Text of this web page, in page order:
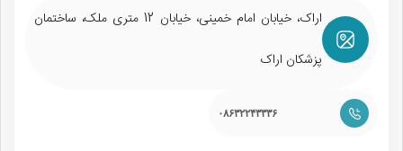
اراک، خیابان امام خمینی، خیابان 12 متری ملک، ساختمان
پزشکان اراک
۰۸۶۳۲۲۴۳۳۳۶